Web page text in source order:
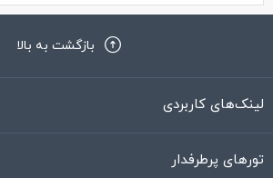
بازگشت به بالا
لینک‌های کاربردی
تورهای پرطرفدار